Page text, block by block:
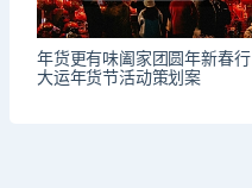
年货更有味阖家团圆年新春行
大运年货节活动策划案